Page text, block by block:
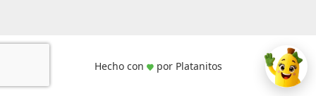
Hecho con por Platanitos